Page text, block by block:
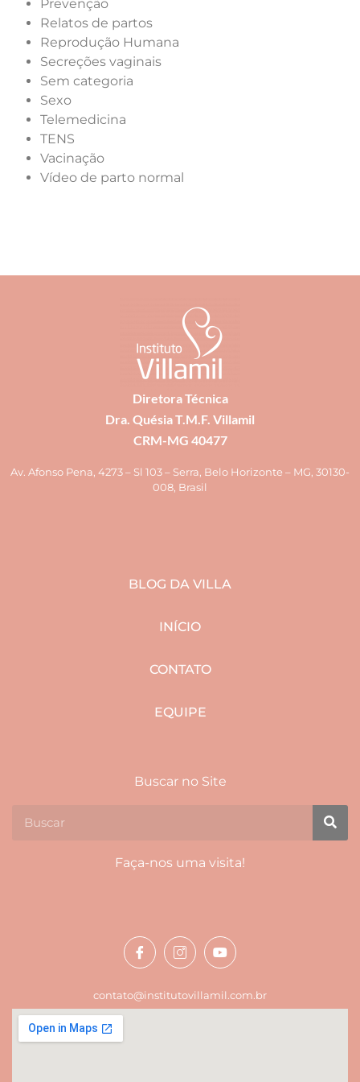
Prevenção
Relatos de partos
Reprodução Humana
Secreções vaginais
Sem categoria
Sexo
Telemedicina
TENS
Vacinação
Vídeo de parto normal
Diretora Técnica
Dra. Quésia T.M.F. Villamil
CRM-MG 40477
Av. Afonso Pena, 4273 – Sl 103 – Serra, Belo Horizonte – MG, 30130-
008, Brasil
BLOG DA VILLA
INÍCIO
CONTATO
EQUIPE
Buscar no Site
Faça-nos uma visita!
contato@institutovillamil.com.br